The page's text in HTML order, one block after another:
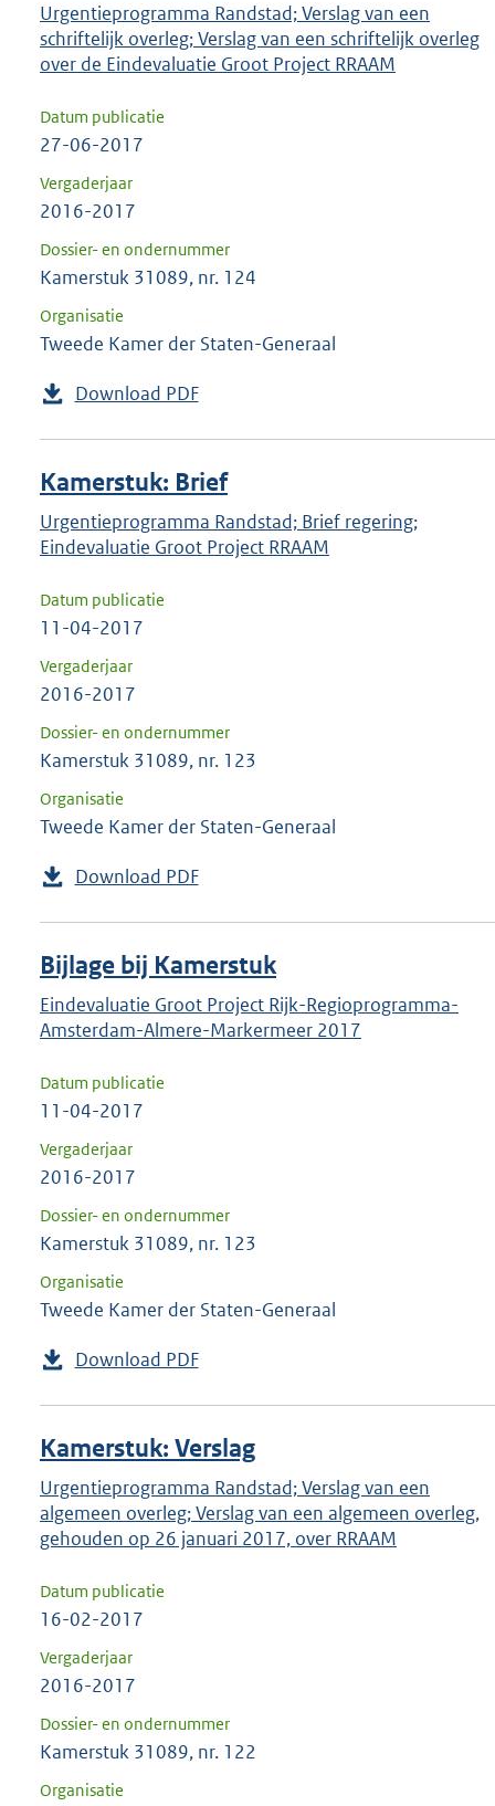
Urgentieprogramma Randstad; Verslag van een
schriftelijk overleg; Verslag van een schriftelijk overleg
over de Eindevaluatie Groot Project RRAAM
Datum publicatie
27-06-2017
Vergaderjaar
2016-2017
Dossier- en ondernummer
Kamerstuk 31089, nr. 124
Organisatie
Tweede Kamer der Staten-Generaal
Download PDF
Kamerstuk: Brief
Urgentieprogramma Randstad; Brief regering;
Eindevaluatie Groot Project RRAAM
Datum publicatie
11-04-2017
Vergaderjaar
2016-2017
Dossier- en ondernummer
Kamerstuk 31089, nr. 123
Organisatie
Tweede Kamer der Staten-Generaal
Download PDF
Bijlage bij Kamerstuk
Eindevaluatie Groot Project Rijk-Regioprogramma-
Amsterdam-Almere-Markermeer 2017
Datum publicatie
11-04-2017
Vergaderjaar
2016-2017
Dossier- en ondernummer
Kamerstuk 31089, nr. 123
Organisatie
Tweede Kamer der Staten-Generaal
Download PDF
Kamerstuk: Verslag
Urgentieprogramma Randstad; Verslag van een
algemeen overleg; Verslag van een algemeen overleg,
gehouden op 26 januari 2017, over RRAAM
Datum publicatie
16-02-2017
Vergaderjaar
2016-2017
Dossier- en ondernummer
Kamerstuk 31089, nr. 122
Organisatie